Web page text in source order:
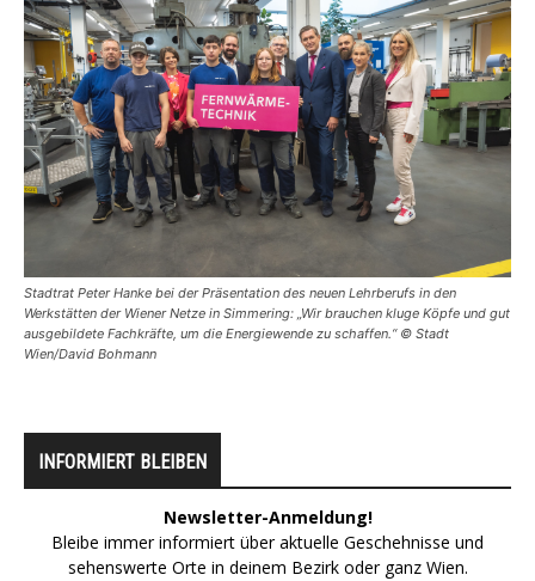
Stadtrat Peter Hanke bei der Präsentation des neuen Lehrberufs in den
Werkstätten der Wiener Netze in Simmering: „Wir brauchen kluge Köpfe und gut
ausgebildete Fachkräfte, um die Energiewende zu schaffen.“ © Stadt
Wien/David Bohmann
INFORMIERT BLEIBEN
Newsletter-Anmeldung!
Bleibe immer informiert über aktuelle Geschehnisse und
sehenswerte Orte in deinem Bezirk oder ganz Wien.